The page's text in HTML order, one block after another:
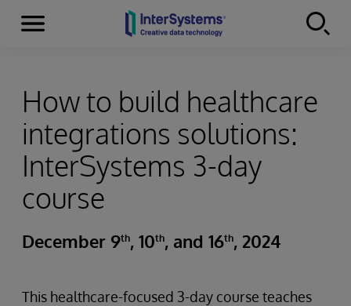
Skip to content
Menu
How to build healthcare
integrations solutions:
InterSystems 3-day
course
December 9th, 10th, and 16th, 2024
This healthcare-focused 3-day course teaches